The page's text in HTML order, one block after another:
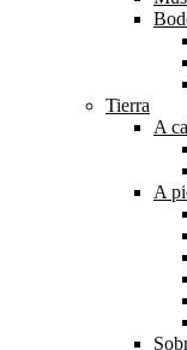
Tierra
A
A